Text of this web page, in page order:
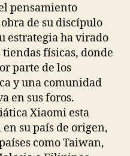
pensamiento
de su discípulo
estrategia ha virado
físicas, donde
parte de los
y una comunidad
en sus foros.
Xiaomi esta
su país de origen,
como Taiwan,